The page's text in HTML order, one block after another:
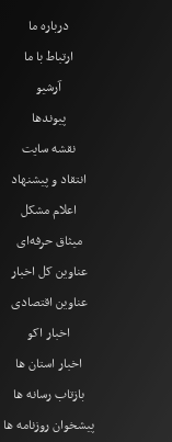
درباره ما
ارتباط با ما
آرشیو
پیوندها
نقشه سایت
انتقاد و پیشنهاد
اعلام مشکل
میثاق حرفه‌ای
عناوین کل اخبار
عناوین اقتصادی
اخبار اکو
اخبار استان ها
بازتاب رسانه ها
پیشخوان روزنامه ها